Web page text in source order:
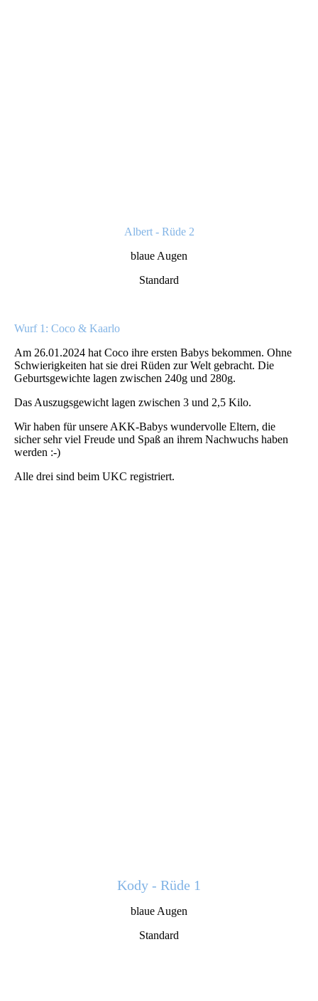
Albert - Rüde 2
blaue Augen
Standard
Wurf 1: Coco & Kaarlo
Am 26.01.2024 hat Coco ihre ersten Babys bekommen. Ohne
Schwierigkeiten hat sie drei Rüden zur Welt gebracht. Die
Geburtsgewichte lagen zwischen 240g und 280g.
Das Auszugsgewicht lagen zwischen 3 und 2,5 Kilo.
Wir haben für unsere AKK-Babys wundervolle Eltern, die
sicher sehr viel Freude und Spaß an ihrem Nachwuchs haben
werden :-)
Alle drei sind beim UKC registriert.
Kody - Rüde 1
blaue Augen
Standard